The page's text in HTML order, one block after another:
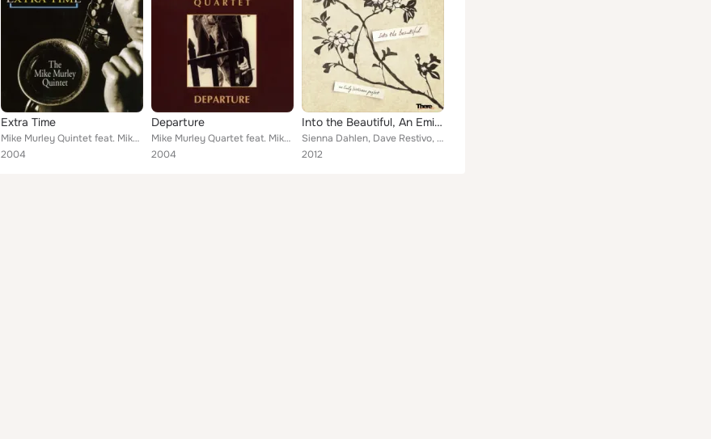
Extra Time
Mike Murley Quintet feat. Mike Murley, John MacLeod, Dave Restivo, Jim Vivian, Ted Warren
2004
Departure
Mike Murley Quartet feat. Mike Murley, Dave Restivo, Jim Vivian, Ted Warren
2004
Into the Beautiful, An Emily Dickinson Project
Sienna Dahlen, Dave Restivo, Amy Gamlen
2012